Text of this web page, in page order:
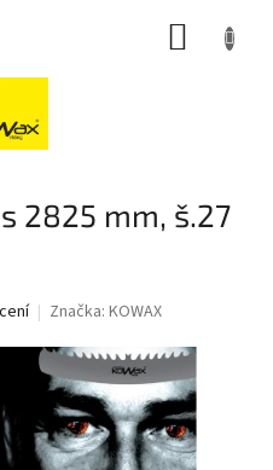
2825 mm, š.27
Značka: KOWAX